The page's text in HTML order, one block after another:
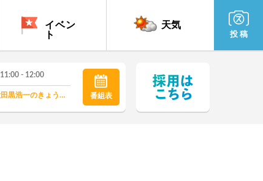
イベン
ト
天気
投 稿
11:00 - 12:00
とんでるワイド大田黒浩一のきょうも元気！ 番組表